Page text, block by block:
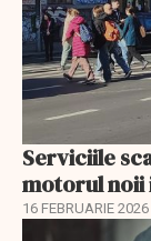
Serviciile
motorul
16 FEBRUARIE 2026